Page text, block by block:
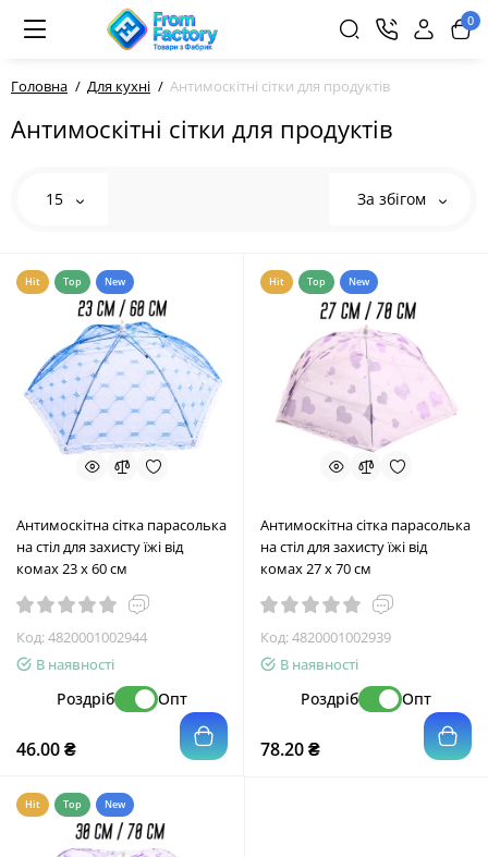
0
Головна Для кухні Антимоскітні сітки для продуктів
Антимоскітні сітки для продуктів
15 За збігом
Hit Top New
Антимоскітна сітка парасолька
на стіл для захисту їжі від
комах 23 х 60 см
Код:4820001002944
В наявності
Роздріб Опт
46.00 ₴
Hit Top New
Антимоскітна сітка парасолька
на стіл для захисту їжі від
комах 27 х 70 см
Код:4820001002939
В наявності
Роздріб Опт
78.20 ₴
Hit Top New